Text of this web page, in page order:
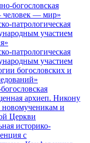
богословская
человек — мир»
патрологическая
участием
патрологическая
участием
богословских и
архиеп. Никону
новомученикам и
Церкви
историко-
с